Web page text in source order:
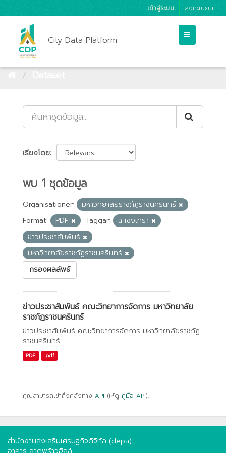
เข้าสู่ระบบ ลงทะเบียน
City Data Platform
เรียงโดย
พบ 1 ชุดข้อมูล
Organisationer:
มหาวิทยาลัยราชภัฏราชนครินทร์
Format:
PDF Taggar:
ฉะเชิงเทรา
ข่าวประชาสัมพันธ์
มหาวิทยาลัยราชภัฏราชนครินทร์
กรองผลลัพธ์
ข่าวประชาสัมพันธ์ คณะวิทยาการจัดการ มหาวิทยาลัย
ราชภัฏราชนครินทร์
ข่าวประชาสัมพันธ์ คณะวิทยาการจัดการ มหาวิทยาลัยราชภัฏ
ราชนครินทร์
PDF .pdf
คุณสามารถเข้าถึงคลังทาง API (ให้ดู คู่มือ API).
สำนักงานส่งเสริมเศรษฐกิจดิจิทัล (depa)